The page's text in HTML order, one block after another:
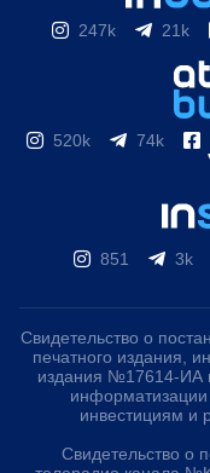
247k 21k
520k 74k
851 3k
Свидетельство о
печатного издания,
издания №17614-ИА
инвестициям и
Свидетельство о